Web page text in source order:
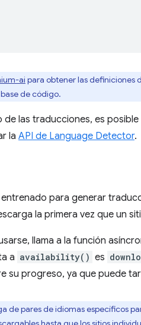
ai para obtener las definiciones
de código.
las traducciones, es
la API de Language Detector.
para generar
la primera vez que un
llama a la función
a availability() es
su progreso, ya que puede
de pares de idiomas específicos